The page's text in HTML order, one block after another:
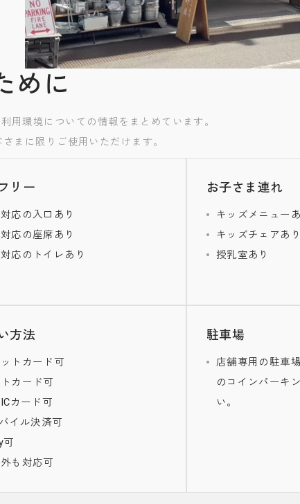
めに
用環境についての情報をまとめています。
まに限りご使用いただけます。
リー
応の入口あり
応の座席あり
応のトイレあり
お子さま連れ
キッズメニュー
キッズチェアあり
授乳室あり
方法
トカード可
カード可
カード可
イル決済可
可
も対応可
駐車場
店舗専用の駐車
のコインパーキ
い。